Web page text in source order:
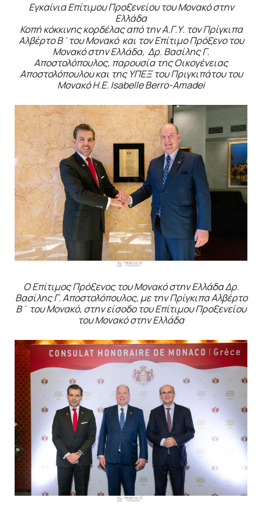
Εγκαίνια Επίτιμου Προξενείου του Μονακό στην
Ελλάδα
Κοπή κόκκινης κορδέλας από την Α.Γ.Υ. τον Πρίγκιπα
Αλβέρτο Β΄του Μονακό και τον Επίτιμο Πρόξενο του
Μονακό στην Ελλάδα, Δρ. Βασίλης Γ.
Αποστολόπουλος, παρουσία της Οικογένειας
Αποστολόπουλου και της ΥΠΕΞ του Πριγκιπάτου του
ΜονακόH.E. IsabelleBerro-Amadei
Ο Επίτιμος Πρόξενος του Μονακό στην Ελλάδα Δρ.
Βασίλης Γ. Αποστολόπουλος, με την Πρίγκιπα Αλβέρτο
Β΄ του Μονακό, στην είσοδο του Επίτιμου Προξενείου
του Μονακό στην Ελλάδα